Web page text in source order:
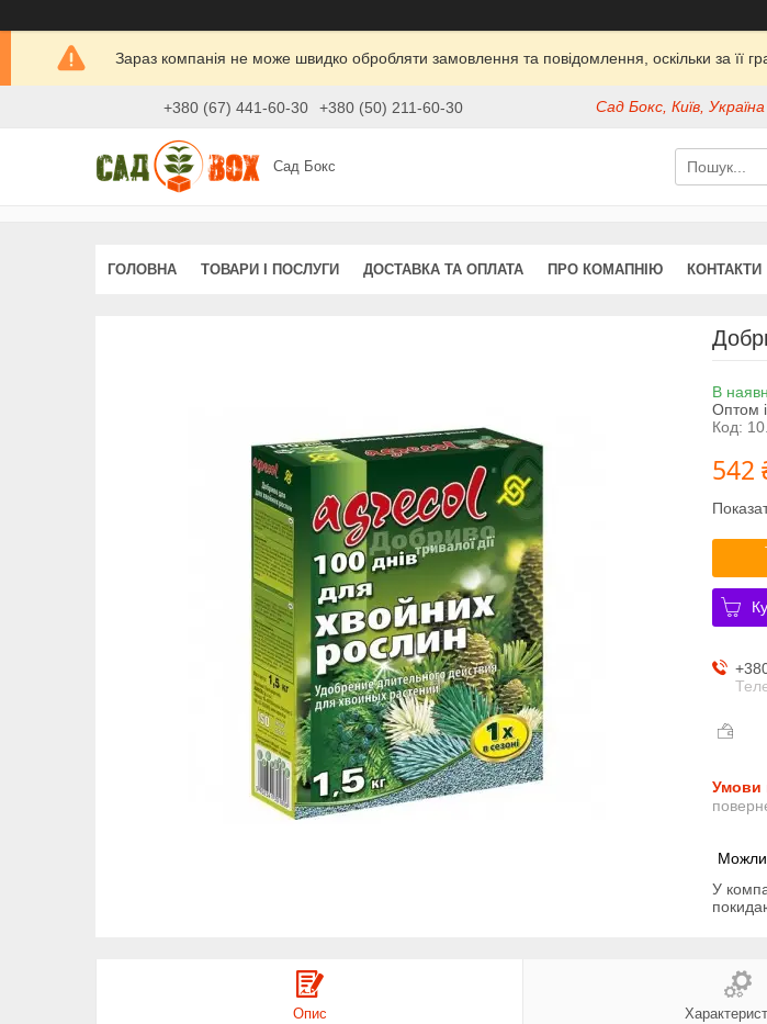
Зараз компанія не може швидко обробляти замовлення та повідомлення, оскільки за її
+380 (67) 441-60-30 +380 (50) 211-60-30 Сад Бокс, Київ, Україна
Сад Бокс
ГОЛОВНА ТОВАРИ І ПОСЛУГИ ДОСТАВКА ТА ОПЛАТА ПРО КОМАПНІЮ КОНТАКТИ
В
Оптом
Код:
542
У
Опис